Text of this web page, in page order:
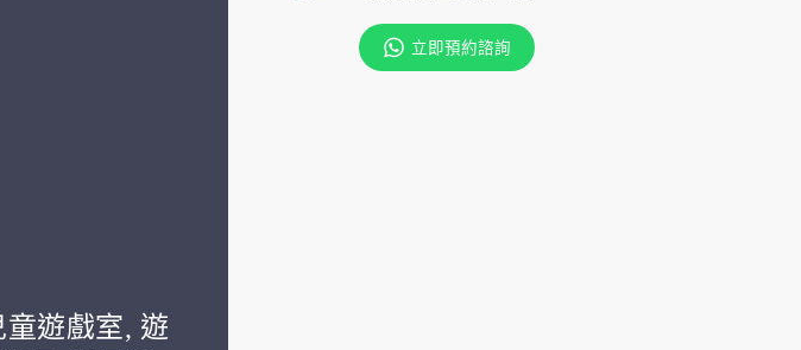
遊戲室, 遊
立即預約諮詢